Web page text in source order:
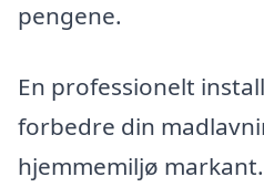
pengene.
En professionelt
forbedre din
hjemmemiljø